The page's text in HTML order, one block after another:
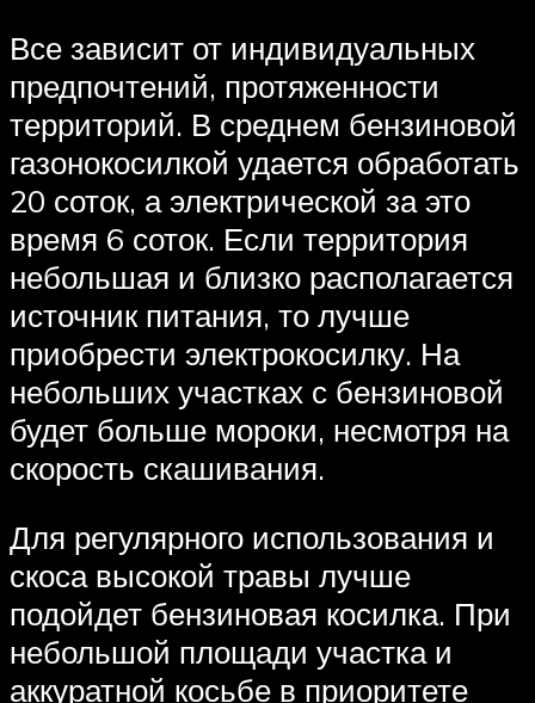
Все зависит от индивидуальных
предпочтений, протяженности
территорий. В среднем бензиновой
газонокосилкой удается обработать
20 соток, а электрической за это
время 6 соток. Если территория
небольшая и близко располагается
источник питания, то лучше
приобрести электрокосилку. На
небольших участках с бензиновой
будет больше мороки, несмотря на
скорость скашивания.
Для регулярного использования и
скоса высокой травы лучше
подойдет бензиновая косилка. При
небольшой площади участка и
аккуратной косьбе в приоритете